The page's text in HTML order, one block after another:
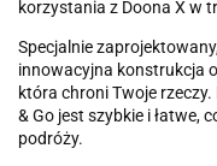
korzystania z Doona X w
Specjalnie
innowacyjna konstrukcja
która chroni Twoje
& Go jest szybkie i łatwe,
podróży.